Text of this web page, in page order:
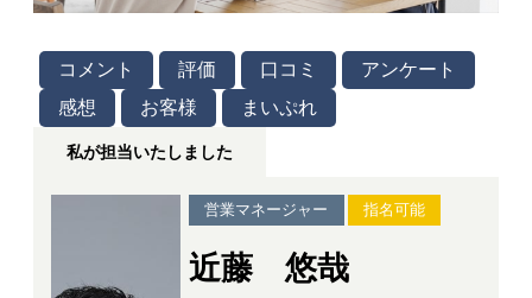
コメント 評価 口コミ
アンケート
感想
お客様 まいぷれ
私が担当いたしました
営業マネージャー 指名可能
近藤 悠哉